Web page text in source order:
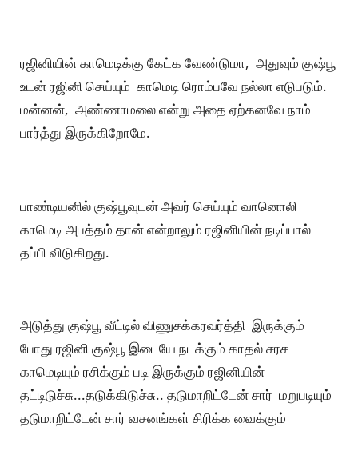
ரஜினியின் காமெடிக்கு கேட்க வேண்டுமா, அதுவும் குஷ்பூ
உடன் ரஜினி செய்யும் காமெடி ரொம்பவே நல்லா எடுபடும்.
மன்னன், அண்ணாமலை என்று அதை ஏற்கனவே நாம்
பார்த்து இருக்கிறோமே.
பாண்டியனில் குஷ்பூவுடன் அவர் செய்யும் வானொலி
காமெடி அபத்தம் தான் என்றாலும் ரஜினியின் நடிப்பால்
தப்பி விடுகிறது.
அடுத்து குஷ்பூ வீட்டில் விணுசக்கரவர்த்தி இருக்கும்
போது ரஜினி குஷ்பூ இடையே நடக்கும் காதல் சரச
காமெடியும் ரசிக்கும் படி இருக்கும் ரஜினியின்
தட்டிடுச்சு...தடுக்கிடுச்சு.. தடுமாறிட்டேன் சார் மறுபடியும்
தடுமாறிட்டேன் சார் வசனங்கள் சிரிக்க வைக்கும்